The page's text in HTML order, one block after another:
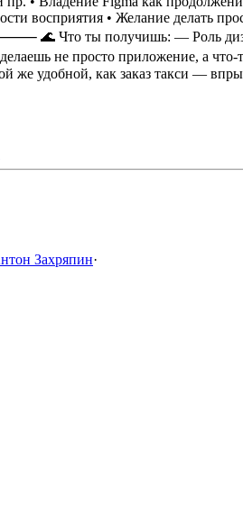
восприятия • Желание делать
🌊 Что ты получишь: — Роль
не просто приложение, а что-
же удобной, как заказ такси —
Захряпин·